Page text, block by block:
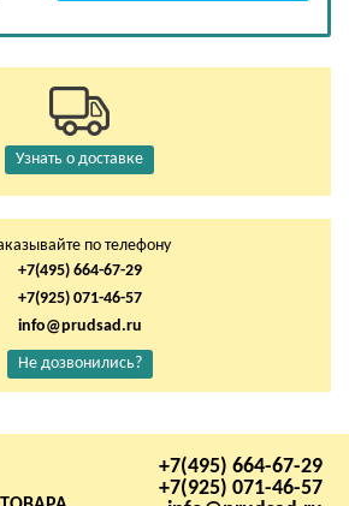
Узнать о доставке
по телефону
+7(495) 664-67-29
+7(925) 071-46-57
info@prudsad.ru
Не дозвонились?
+7(495) 664-67-29
+7(925) 071-46-57